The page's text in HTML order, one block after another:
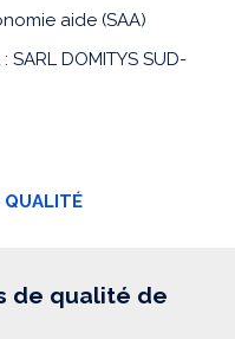
aide (SAA)
DOMITYS SUD-
QUALITÉ
de qualité de